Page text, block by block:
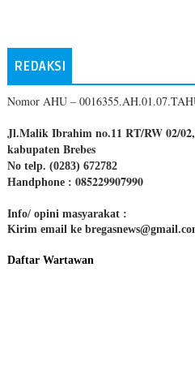
REDAKSI
Nomor AHU –
Jl.Malik Ibrahim no.11 RT/RW 02/
kabupaten Brebes
No telp. (0283) 672782
Handphone : 085229907990
Info/ opini masyarakat :
Kirim email ke
Daftar Wartawan